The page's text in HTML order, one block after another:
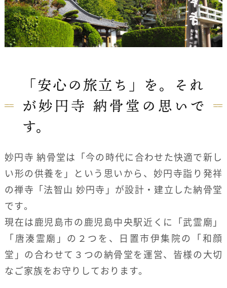
「安心の旅立ち」を。それ
が妙円寺 納骨堂の思いで
す。
妙円寺 納骨堂は「今の時代に合わせた快適で新し
い形の供養を」という思いから、妙円寺詣り発祥
の禅寺「法智山 妙円寺」が設計・建立した納骨堂
です。
現在は鹿児島市の鹿児島中央駅近くに「武霊廟」
「唐湊霊廟」の２つを、日置市伊集院の「和顔
堂」の合わせて３つの納骨堂を運営、皆様の大切
なご家族をお守りしております。